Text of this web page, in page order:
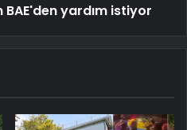
yardım istiyor